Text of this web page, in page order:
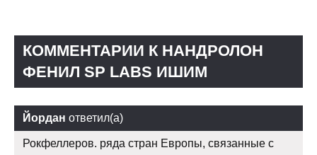
КОММЕНТАРИИ К НАНДРОЛОН
ФЕНИЛ SP LABS ИШИМ
Йордан ответил(а)
Рокфеллеров. ряда стран Европы, связанные с